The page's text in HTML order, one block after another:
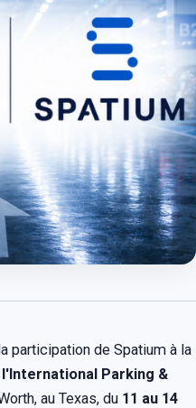
participation de Spatium à la
Parking &
au Texas, du 11 au 14